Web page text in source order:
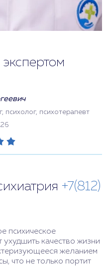
психолог, психотерапевт
+7(812)
психическое
качество жизни
желанием
что не только портит